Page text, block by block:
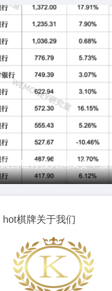
大疆插足扫地机
民营银行投入淘汰赛？
中方布告对沙迥
大疆插足扫地机
民营银行投入淘汰赛？
hot棋牌关于我们